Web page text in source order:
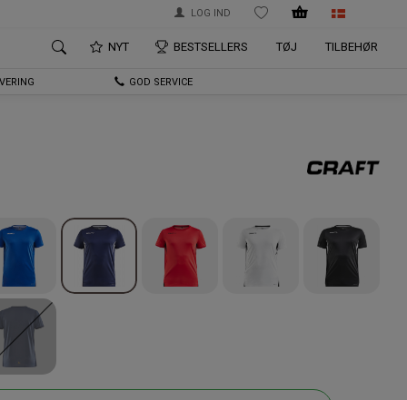
LOG IND ØNSKELISTE
NYT BESTSELLERS TØJ TILBEHØR
GOD SERVICE